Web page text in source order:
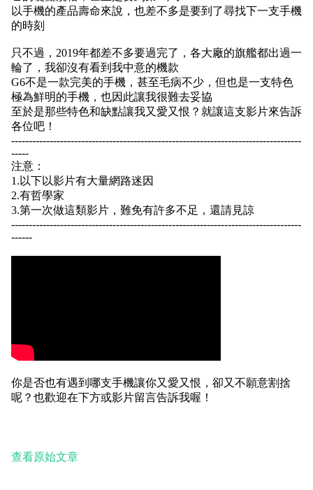
以手機的產品壽命來說，也差不多是要到了尋找下一支手機
的時刻
只不過，2019年都差不多要過完了，各大廠的旗艦都出過一
輪了，我卻沒有看到我中意的機款
G6不是一款完美的手機，甚至毛病不少，但也是一支特色
極為鮮明的手機，也因此讓我很難去妥協
至於是那些特色和缺點讓我又愛又恨？就讓這支影片來告訴
各位吧！
-----------------------------------------------------------------------------------
-----
注意：
1.以下以影片有大量網路迷因
2.有哲學家
3.第一次做這類影片，難免有許多不足，還請見諒
-----------------------------------------------------------------------------------
------
你是否也有遇到哪支手機讓你又愛又恨，卻又不願意割捨
呢？也歡迎在下方或影片留言告訴我喔！
查看原始文章